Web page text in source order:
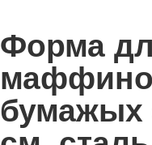
Форма
бумажых